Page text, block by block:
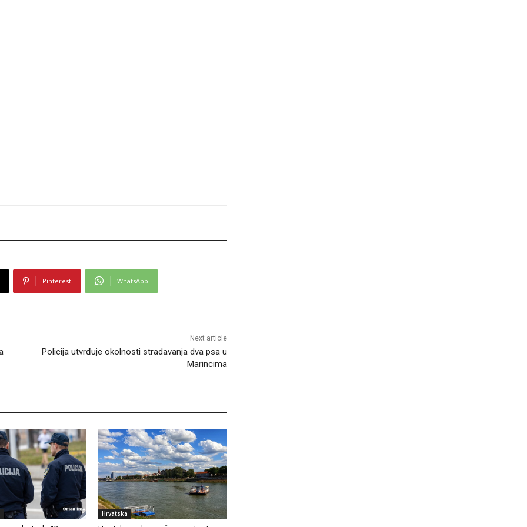
Pinterest WhatsApp
Next article
Policija utvrđuje okolnosti stradavanja dva psa u
Marincima
Hrvatska